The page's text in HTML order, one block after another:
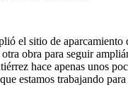
el sitio de aparcamiento
obra para seguir
hace apenas unos
estamos trabajando